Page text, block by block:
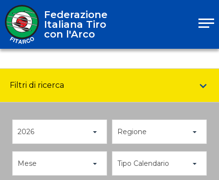
Federazione
Italiana Tiro
con l'Arco
Filtri di ricerca
2026 Regione
Mese Tipo Calendario